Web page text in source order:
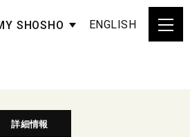
SHOSHO ENGLISH
詳細情報